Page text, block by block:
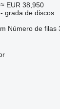
≈ EUR 38,950
grada de discos
Número de filas